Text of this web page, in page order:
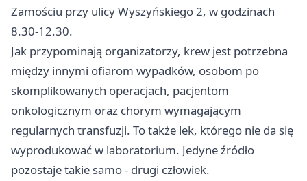
Zamościu przy ulicy Wyszyńskiego 2, w godzinach
8.30-12.30.
Jak przypominają organizatorzy, krew jest potrzebna
między innymi ofiarom wypadków, osobom po
skomplikowanych operacjach, pacjentom
onkologicznym oraz chorym wymagającym
regularnych transfuzji. To także lek, którego nie da się
wyprodukować w laboratorium. Jedyne źródło
pozostaje takie samo - drugi człowiek.